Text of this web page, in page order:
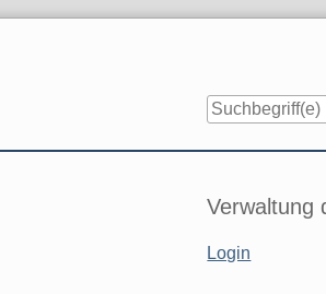
Seitenleiste
Verwaltung
Login